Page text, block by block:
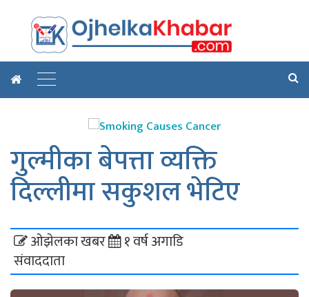
गुल्मीका बेपत्ता व्यक्ति
दिल्लीमा सकुशल भेटिए
ओझेलका खबर
संवाददाता
१ वर्ष अगाडि